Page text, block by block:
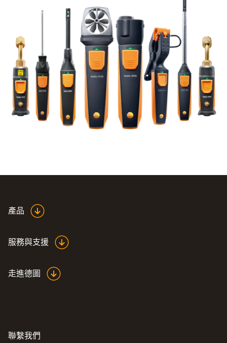
產品
服務與支援
走進德圖
聯繫我們